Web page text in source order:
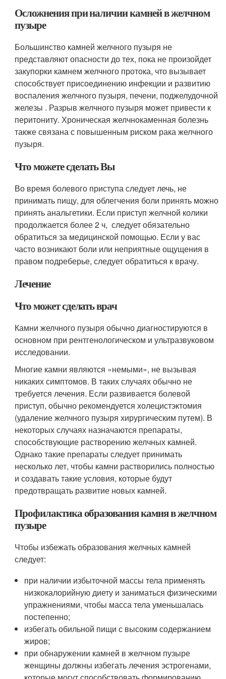
Осложнения при наличии камней в желчном
пузыре
Большинство камней желчного пузыря не
представляют опасности до тех, пока не произойдет
закупорки камнем желчного протока, что вызывает
способствует присоединению инфекции и развитию
воспаления желчного пузыря, печени, поджелудочной
железы . Разрыв желчного пузыря может привести к
перитониту. Хроническая желчнокаменная болезнь
также связана с повышенным риском рака желчного
пузыря.
Что можете сделать Вы
Во время болевого приступа следует лечь, не
принимать пищу, для облегчения боли принять можно
принять анальгетики. Если приступ желчной колики
продолжается более 2 ч, следует обязательно
обратиться за медицинской помощью. Если у вас
часто возникают боли или неприятные ощущения в
правом подреберье, следует обратиться к врачу.
Лечение
Что может сделать врач
Камни желчного пузыря обычно диагностируются в
основном при рентгенологическом и ультразвуковом
исследовании.
Многие камни являются «немыми», не вызывая
никаких симптомов. В таких случаях обычно не
требуется лечения. Если развивается болевой
приступ, обычно рекомендуется холецистэктомия
(удаление желчного пузыря хирургическим путем). В
некоторых случаях назначаются препараты,
способствующие растворению желчных камней.
Однако такие препараты следует принимать
несколько лет, чтобы камни растворились полностью
и создавать такие условия, которые будут
предотвращать развитие новых камней.
Профилактика образования камня в желчном
пузыре
Чтобы избежать образования желчных камней
следует:
при наличии избыточной массы тела применять
низкокалорийную диету и заниматься физическими
упражнениями, чтобы масса тела уменьшалась
постепенно;
избегать обильной пищи с высоким содержанием
жиров;
при обнаружении камней в желчном пузыре
женщины должны избегать лечения эстрогенами,